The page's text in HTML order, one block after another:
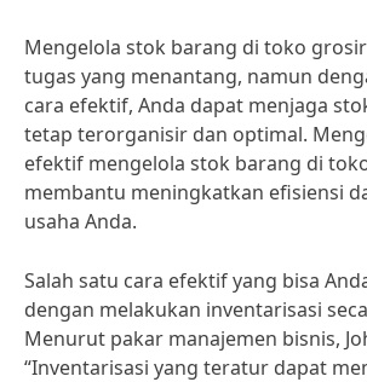
Mengelola stok barang di toko
tugas yang menantang, namun
cara efektif, Anda dapat menjaga
tetap terorganisir dan optimal.
efektif mengelola stok barang di
membantu meningkatkan efisiensi
usaha Anda.
Salah satu cara efektif yang bisa
dengan melakukan inventarisasi
Menurut pakar manajemen bisnis,
“Inventarisasi yang teratur dapat